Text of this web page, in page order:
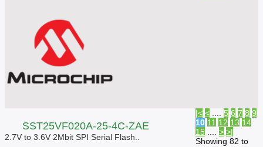
SST25VF020A-25-4C-ZAE
2.7V to 3.6V 2Mbit SPI Serial Flash..
|< < 5 6 7 8 9
10 11 12 13 14
15
> >|
Showing 82 to